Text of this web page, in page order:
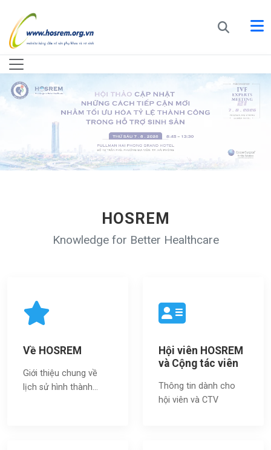
HOSREM
Knowledge for Better Healthcare
Về HOSREM
Giới thiệu chung về
lịch sử hình thành...
Hội viên HOSREM
và Cộng tác viên
Thông tin dành cho
hội viên và CTV